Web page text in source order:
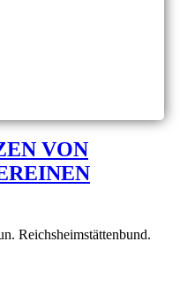
VON
Reichsheimstättenbund.